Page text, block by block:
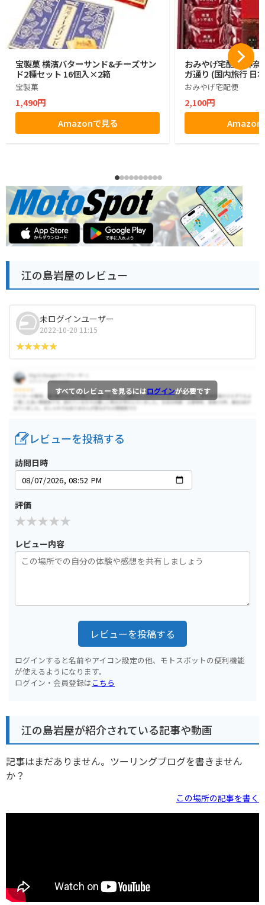
宝製菓 横濱バターサンド&チーズサン
ド2種セット 16個入×2箱
宝製菓
1,490円
Amazonで見る
おみやげ宅配便 神奈
ガ通り (国内旅行 日
おみやげ宅配便
2,100円
Amazon
江の島岩屋のレビュー
未ログインユーザー
2022-10-20 11:15
すべてのレビューを見るにはログインが必要です
レビューを投稿する
訪問日時
評価
レビュー内容
レビューを投稿する
ログインすると名前やアイコン設定の他、モトスポットの便利機能
が使えるようになります。
ログイン・会員登録はこちら
江の島岩屋が紹介されている記事や動画
記事はまだありません。ツーリングブログを書きません
か？
この場所の記事を書く